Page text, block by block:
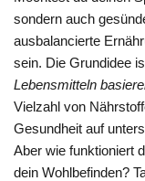
sondern auch
ausbalancierte
sein. Die Grundidee
Lebensmitteln
Vielzahl von
Gesundheit auf
Aber wie funktioniert
dein Wohlbefinden?